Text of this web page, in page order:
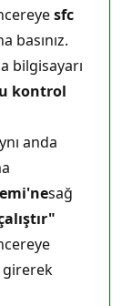
sfc
basınız.
bilgisayarı
kontrol
anda
sağ
girerek